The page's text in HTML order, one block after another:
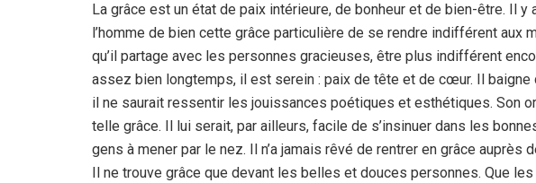
La grâce est un état de paix intérieure, de bonheur et de bien-être. Il
l’homme de bien cette grâce particulière de se rendre indifférent aux
qu’il partage avec les personnes gracieuses, être plus indifférent
assez bien longtemps, il est serein : paix de tête et de cœur. Il baigne
il ne saurait ressentir les jouissances poétiques et esthétiques. Son
telle grâce. Il lui serait, par ailleurs, facile de s’insinuer dans les
gens à mener par le nez. Il n’a jamais rêvé de rentrer en grâce
Il ne trouve grâce que devant les belles et douces personnes. Que